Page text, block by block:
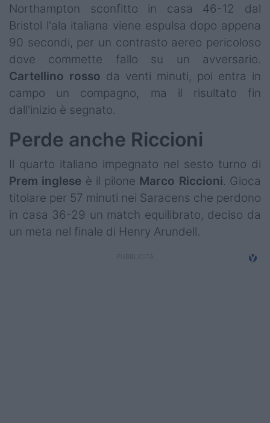
Northampton sconfitto in casa 46-12 dal
Bristol l'ala italiana viene espulsa dopo appena
90 secondi, per un contrasto aereo pericoloso
dove commette fallo su un avversario.
Cartellino rosso da venti minuti, poi entra in
campo un compagno, ma il risultato fin
dall'inizio è segnato.
Perde anche Riccioni
Il quarto italiano impegnato nel sesto turno di
Prem inglese è il pilone Marco Riccioni. Gioca
titolare per 57 minuti nei Saracens che perdono
in casa 36-29 un match equilibrato, deciso da
un meta nel finale di Henry Arundell.